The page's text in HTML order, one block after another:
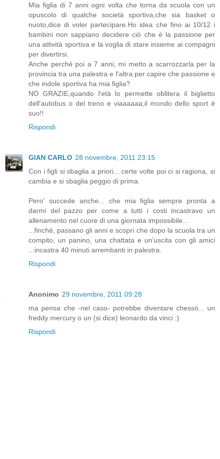
Mia figlia di 7 anni ogni volta che torna da scuola con un
opuscolo di qualche società sportiva,che sia basket o
nuoto,dice di voler partecipare.Ho idea che fino ai 10/12 i
bambini non sappiano decidere ciò che è la passione per
una attività sportiva e la voglia di stare insieme ai compagni
per divertirsi.
Anche perché poi a 7 anni, mi metto a scarrozzarla per la
provincia tra una palestra e l'altra per capire che passione e
che indole sportiva ha mia figlia?
NO GRAZIE,quando l'età lo permette oblitera il biglietto
dell'autobus o del treno e viaaaaaa,il mondo dello sport è
suo!!
Rispondi
GIAN CARLO 28 novembre, 2011 23:15
Con i figli si sbaglia a priori... certe volte poi ci si ragiona, si
cambia e si sbaglia peggio di prima.
Pero' succede anche... che mia figlia sempre pronta a
darmi del pazzo per come a tutti i costi incastravo un
allenamento nel cuore di una giornata impossibile...
...finchè, passano gli anni e scopri che dopo la scuola tra un
compito, un panino, una chattata e un'uscita con gli amici
...incastra 40 minuti arrembanti in palestra.
Rispondi
Anonimo 29 novembre, 2011 09:28
ma pensa che -nel caso- potrebbe diventare chessò... un
freddy mercury o un (si dice) leonardo da vinci :)
Rispondi